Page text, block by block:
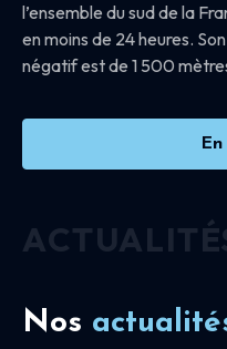
l’ensemble du sud de la
en moins de 24 heures.
négatif est de 1 500
Nos